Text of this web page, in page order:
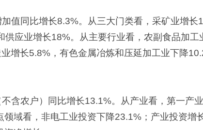
值同比增长8.3%。从三大门类看，采矿业增长
供应业增长18%。从主要行业看，农副食品加
增长5.8%，有色金属冶炼和压延加工业下降
含农户）同比增长13.1%。从产业看，第一产
域看，非电工业投资下降23.1%；产业投资增